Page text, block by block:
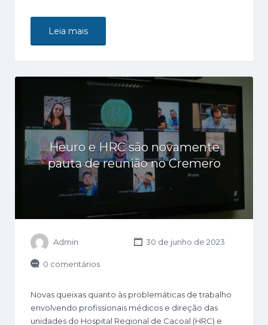
Leia mais
Heuro e HRC são novamente
pauta de reunião no Cremero
Admin 30 de junho de 2023
0 comentários
Novas queixas quanto às problemáticas de trabalho
envolvendo profissionais médicos e direção das
unidades do Hospital Regional de Cacoal (HRC) e